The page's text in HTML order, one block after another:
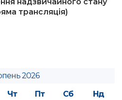
трансляція)
2026
Чт Пт Сб
Нд